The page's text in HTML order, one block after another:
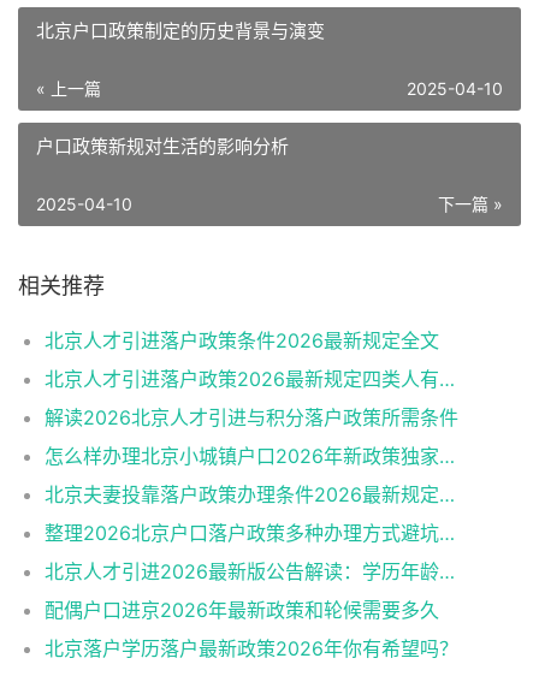
北京户口政策制定的历史背景与演变
« 上一篇 2025-04-10
户口政策新规对生活的影响分析
下一篇 »
2025-04-10
相关推荐
北京人才引进落户政策条件2026最新规定全文
北京人才引进落户政策2026最新规定四类人有资格
解读2026北京人才引进与积分落户政策所需条件
怎么样办理北京小城镇户口2026年新政策独家解读
北京夫妻投靠落户政策办理条件2026最新规定消息
整理2026北京户口落户政策多种办理方式避坑指南
北京人才引进2026最新版公告解读：学历年龄是门槛
配偶户口进京2026年最新政策和轮候需要多久
北京落户学历落户最新政策2026年你有希望吗？